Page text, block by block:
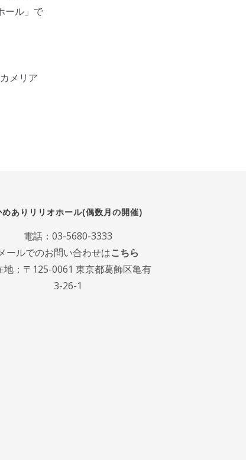
ール」で
メリア
めありリリオホール(偶数月の開催)
電話：03-5680-3333
ールでのお問い合わせはこちら
地：〒125-0061 東京都葛飾区亀有
3-26-1